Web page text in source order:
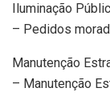
Iluminação
– Pedidos
Manutenção
– Manutenção